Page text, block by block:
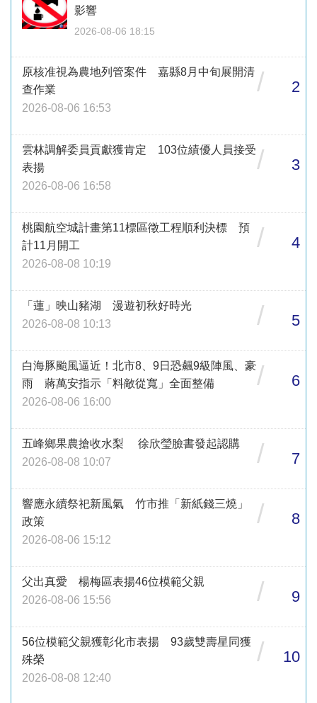
影響
2026-08-06 18:15
原核准視為農地列管案件 嘉縣8月中旬展開清
查作業
2026-08-06 16:53
/ 2
雲林調解委員貢獻獲肯定 103位績優人員接受
表揚
2026-08-06 16:58
/ 3
桃園航空城計畫第11標區徵工程順利決標 預
計11月開工
2026-08-08 10:19
/ 4
「蓮」映山豬湖 漫遊初秋好時光
2026-08-08 10:13
/ 5
白海豚颱風逼近！北市8、9日恐飆9級陣風、豪
雨 蔣萬安指示「料敵從寬」全面整備
2026-08-06 16:00
/ 6
五峰鄉果農搶收水梨 徐欣瑩臉書發起認購
2026-08-08 10:07
/ 7
響應永續祭祀新風氣 竹市推「新紙錢三燒」
政策
2026-08-06 15:12
/ 8
父出真愛 楊梅區表揚46位模範父親
2026-08-06 15:56
/ 9
56位模範父親獲彰化市表揚 93歲雙壽星同獲
殊榮
2026-08-08 12:40
/ 10